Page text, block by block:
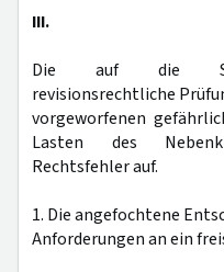
III.
Die auf die
revisionsrechtliche
vorgeworfenen
Lasten des
Rechtsfehler auf.
1. Die angefochtene
Anforderungen an ein